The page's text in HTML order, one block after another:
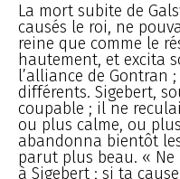
La mort subite de
causés le roi, ne
reine que comme le
hautement, et excita
l’alliance de Gontran
différents. Sigebert,
coupable ; il ne
ou plus calme, ou
abandonna bientôt
parut plus beau. «
à Sigebert ; si ta